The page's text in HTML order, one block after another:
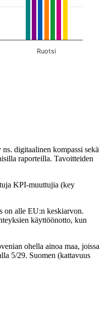
Ruotsi
digitaalinen kompassi sekä
raporteilla. Tavoitteiden
KPI-muuttujia (key
on alle EU:n keskiarvon.
käyttöönotto, kun
ohella ainoa maa, joissa
5/29. Suomen (kattavuus